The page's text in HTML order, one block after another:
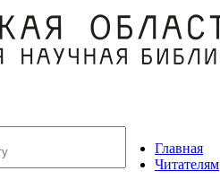
Главная
Читателям